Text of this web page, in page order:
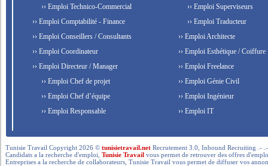
›› Emploi Technico-Commercial
›› Emploi Comptabilité - Finance
›› Emploi Conseillers / Consultants
›› Emploi Coordinateur
›› Emploi Directeur / Manager
›› Emploi Chef de projet
›› Emploi Chef d’équipe
›› Emploi Responsable
›› Emploi Superviseurs
›› Emploi Traducteur
›› Emploi Architecte
›› Emploi Esthétique / Coiffure
›› Emploi Freelance
›› Emploi Génie Civil
›› Emploi Ingénieur
›› Emploi IT
Tunisie Travail Copyright 2026 ©tunisietravail.net Recrutement 3.0, Inbound Recruiting .-
Candidats a la recherche d'emploi,Tunisie Travail vous permet de retrouver des offres
Entreprises a la recherche de collaborateurs, Tunisie Travail vous permet de diffuser vos